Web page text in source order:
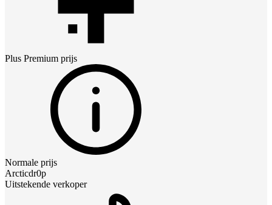
Plus Premium prijs
Normale prijs
Arcticdr0p
Uitstekende verkoper